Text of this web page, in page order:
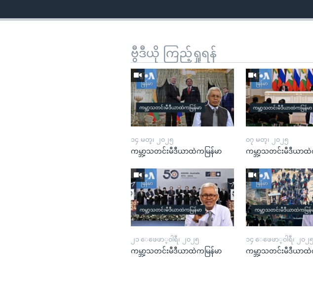
ဗွီဒီယို ကြည့်ရှုရန်
၁၄ မတ္၊ ၂၀၂၅
ကမ္ဘာ့သတင်းမီဒီယာထဲကမြန်မာ
၀၇ မတ္၊ ၂၀၂၅
ကမ္ဘာ့သတင်းမီဒီယာထဲ
၂၁ ေဖေဖာ္၀ါရီ၊ ၂၀၂၅
ကမ္ဘာ့သတင်းမီဒီယာထဲကမြန်မာ
၁၄ ေဖေဖာ္၀ါရီ၊ ၂၀၂၅
ကမ္ဘာ့သတင်းမီဒီယာထဲ